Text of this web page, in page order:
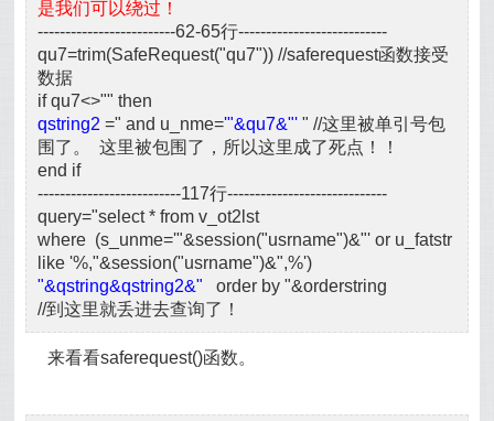
是我们可以绕过！
-------------------------62-65行---------------------------
qu7=trim(SafeRequest("qu7")) //saferequest函数接受
数据
if qu7<>"" then
qstring2 =" and u_nme='"&qu7&"' " //这里被单引号包
围了。 这里被包围了，所以这里成了死点！！
end if
--------------------------117行-----------------------------
query="select * from v_ot2lst
where (s_unme='"&session("usrname")&"' or u_fatstr
like '%,"&session("usrname")&",%')
"&qstring&qstring2&" order by "&orderstring
//到这里就丢进去查询了！
来看看saferequest()函数。